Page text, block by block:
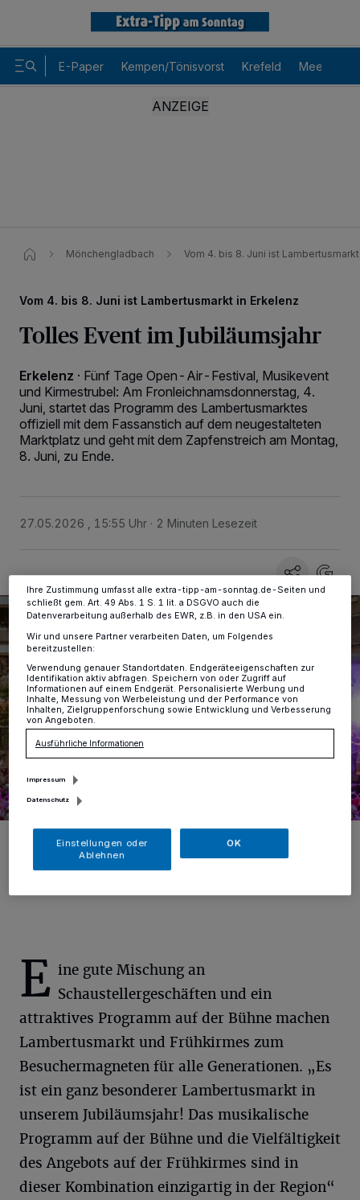
E-Paper Kempen/Tönisvorst Krefeld Meerbusch
Mönchengladbach Vom 4. bis 8. Juni ist
Vom 4. bis 8. Juni ist Lambertusmarkt in Erkelenz
Tolles Event im Jubiläumsjahr
Erkelenz · Fünf Tage Open-Air-Festival, Musikevent
und Kirmestrubel: Am Fronleichnamsdonnerstag, 4.
Juni, startet das Programm des Lambertusmarktes
offiziell mit dem Fassanstich auf dem neugestalteten
Marktplatz und geht mit dem Zapfenstreich am Montag,
8. Juni, zu Ende.
27.05.2026 , 15:55 Uhr 2 Minuten Lesezeit
Bühnenprogramm.
E ine gute Mischung an
Schaustellergeschäften und ein
attraktives Programm auf der Bühne machen
Lambertusmarkt und Frühkirmes zum
Besuchermagneten für alle Generationen. „Es
ist ein ganz besonderer Lambertusmarkt in
unserem Jubiläumsjahr! Das musikalische
Programm auf der Bühne und die Vielfältigkeit
des Angebots auf der Frühkirmes sind in
dieser Kombination einzigartig in der Region“
Wir und unsere218 -Partner speichern und greifen auf
personenbezogene Daten wie Browserdaten oder eindeutige
Kennungen auf Ihrem Gerät zu. Durch Auswahl von OK aktivieren Sie
Tracking-Technologien für die unter „Wir und unsere Partner
dieses Menü jederzeit wieder aufrufen, um Ihre Einstellungen zu
ändern oder Ihre Einwilligung zu widerrufen, indem Sie auf den Link
Ihre Zustimmung umfasst alle extra-tipp-am-sonntag.de-Seiten und
schließt gem. Art. 49 Abs. 1 S. 1 lit. a DSGVO auch die
Datenverarbeitung außerhalb des EWR, z.B. in den USA ein.
Wir und unsere Partner verarbeiten Daten, um Folgendes
bereitzustellen:
Verwendung genauer Standortdaten. Endgeräteeigenschaften zur
Identifikation aktiv abfragen. Speichern von oder Zugriff auf
Informationen auf einem Endgerät. Personalisierte Werbung und
Inhalte, Messung von Werbeleistung und der Performance von
Inhalten, Zielgruppenforschung sowie Entwicklung und Verbesserung
von Angeboten.
Ausführliche Informationen
Impressum
Datenschutz
Einstellungen oder
Ablehnen
OK